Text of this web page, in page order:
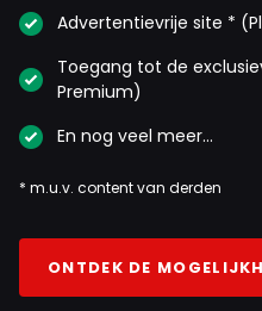
Advertentievrije site *
Toegang tot de
Premium)
En nog veel meer…
* m.u.v. content van derden
ONTDEK DE